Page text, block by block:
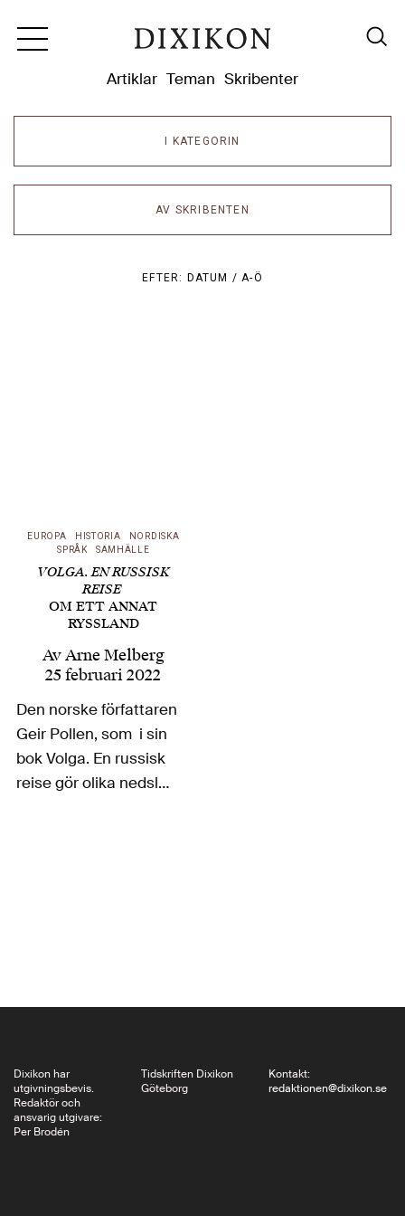
Artiklar Teman Skribenter
I KATEGORIN
AV SKRIBENTEN
EFTER: DATUM /A-Ö
EUROPA HISTORIA
NORDISKA
SPRÅK
SAMHÄLLE
VOLGA. EN RUSSISK
REISE
OM ETT ANNAT
RYSSLAND
AvArne Melberg
25 februari 2022
Den norske författaren
Geir Pollen, som i sin
bok Volga. En russisk
reise gör olika nedslag
Dixikon har
utgivningsbevis.
Redaktör och
ansvarig utgivare:
Per Brodén
Tidskriften Dixikon
Göteborg
Kontakt:
redaktionen@dixikon.se